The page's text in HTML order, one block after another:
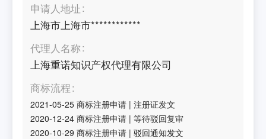
申请人地址
上海市上海市************
代理人名称
上海重诺知识产权代理有限公司
商标流程
2021-05-25 商标注册申请 |注册证发文
2020-12-24 商标注册申请 |等待驳回复审
2020-10-29 商标注册申请 |驳回通知发文